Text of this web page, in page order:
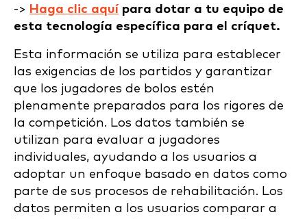
-> Haga clic aquí para dotar a tu equipo de
esta tecnología específica para el críquet.
Esta información se utiliza para establecer
las exigencias de los partidos y garantizar
que los jugadores de bolos estén
plenamente preparados para los rigores de
la competición. Los datos también se
utilizan para evaluar a jugadores
individuales, ayudando a los usuarios a
adoptar un enfoque basado en datos como
parte de sus procesos de rehabilitación. Los
datos permiten a los usuarios comparar a